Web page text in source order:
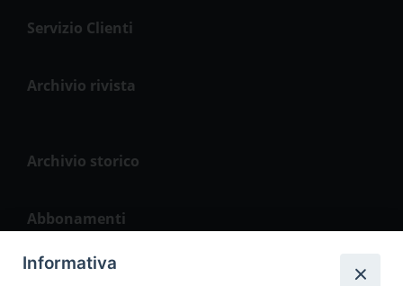
Servizio Clienti
Archivio rivista
Archivio storico
Abbonamenti
Informativa